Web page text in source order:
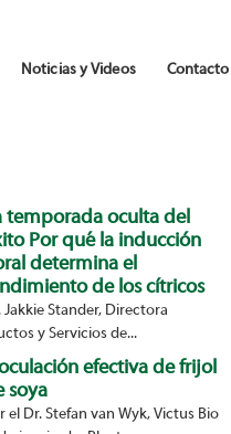
Noticias y Videos Contacto
temporada oculta del
Por qué la inducción
determina el
de los cítricos
Jakkie Stander, Directora
y Servicios de...
efectiva de frijol
soya
el Dr. Stefan van Wyk, Victus Bio